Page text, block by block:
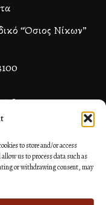
to store and/or access
us to process data such as
or withdrawing consent, may
“Όσιος Νίκων”